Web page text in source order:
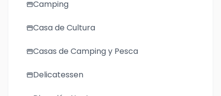
storefrontCamping
storefrontCasa de Cultura
storefrontCasas de Camping y Pesca
storefrontDelicatessen